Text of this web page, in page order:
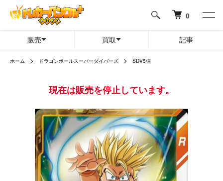
0
販売 買取 記事
ホーム ドラゴンボールスーパーダイバーズ SDV5弾
現在は販売を停止しています。